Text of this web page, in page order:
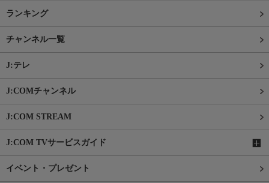
ランキング
チャンネル一覧
J:テレ
J:COMチャンネル
J:COM STREAM
J:COM TVサービスガイド
イベント・プレゼント